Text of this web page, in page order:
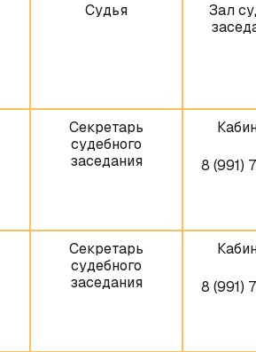
Судья
Зал
Секретарь
судебного
заседания
8 (991)
Секретарь
судебного
заседания
8 (991)